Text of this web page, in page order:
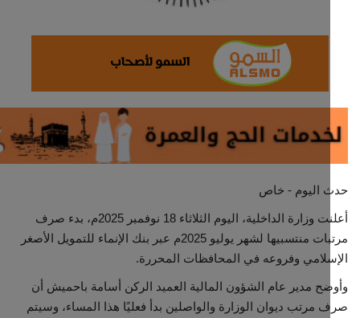
تكنولوجيا وسيارات
مجتمع مدني
معرض الصور
اليوم - خاص
أعلنت وزارة الداخلية، اليوم الثلاثاء 18 نوفمبر 2025م، بدء صرف
مرتبات منتسبيها لشهر يوليو 2025م عبر بنك الإنماء للتمويل الأصغر
وفروعه في المحافظات المحررة.
مدير عام الشؤون المالية العميد الركن أسامة باحميش أن
مرتب ديوان الوزارة والواصلين بدأ فعليًا هذا المساء، وسيتم